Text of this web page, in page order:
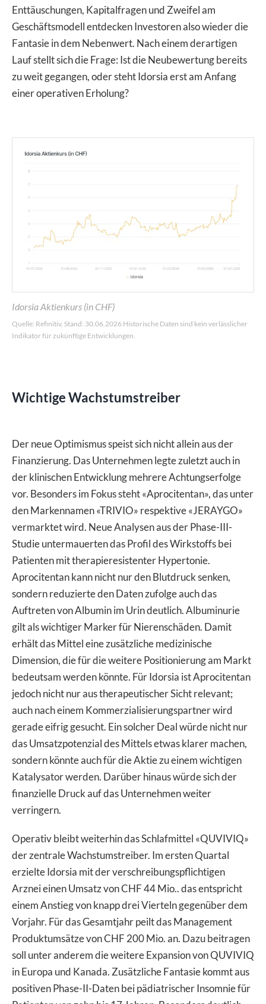
Enttäuschungen, Kapitalfragen und Zweifel am
Geschäftsmodell entdecken Investoren also wieder die
Fantasie in dem Nebenwert. Nach einem derartigen
Lauf stellt sich die Frage: Ist die Neubewertung bereits
zu weit gegangen, oder steht Idorsia erst am Anfang
einer operativen Erholung?
Idorsia Aktienkurs (in CHF)
Quelle: Refinitiv, Stand: 30.06.2026 Historische Daten sind kein verlässlicher
Indikator für zukünftige Entwicklungen.
Wichtige Wachstumstreiber
Der neue Optimismus speist sich nicht allein aus der
Finanzierung. Das Unternehmen legte zuletzt auch in
der klinischen Entwicklung mehrere Achtungserfolge
vor. Besonders im Fokus steht «Aprocitentan», das unter
den Markennamen «TRIVIO» respektive «JERAYGO»
vermarktet wird. Neue Analysen aus der Phase-III-
Studie untermauerten das Profil des Wirkstoffs bei
Patienten mit therapieresistenter Hypertonie.
Aprocitentan kann nicht nur den Blutdruck senken,
sondern reduzierte den Daten zufolge auch das
Auftreten von Albumin im Urin deutlich. Albuminurie
gilt als wichtiger Marker für Nierenschäden. Damit
erhält das Mittel eine zusätzliche medizinische
Dimension, die für die weitere Positionierung am Markt
bedeutsam werden könnte. Für Idorsia ist Aprocitentan
jedoch nicht nur aus therapeutischer Sicht relevant;
auch nach einem Kommerzialisierungspartner wird
gerade eifrig gesucht. Ein solcher Deal würde nicht nur
das Umsatzpotenzial des Mittels etwas klarer machen,
sondern könnte auch für die Aktie zu einem wichtigen
Katalysator werden. Darüber hinaus würde sich der
finanzielle Druck auf das Unternehmen weiter
verringern.
Operativ bleibt weiterhin das Schlafmittel «QUVIVIQ»
der zentrale Wachstumstreiber. Im ersten Quartal
erzielte Idorsia mit der verschreibungspflichtigen
Arznei einen Umsatz von CHF 44 Mio.. das entspricht
einem Anstieg von knapp drei Vierteln gegenüber dem
Vorjahr. Für das Gesamtjahr peilt das Management
Produktumsätze von CHF 200 Mio. an. Dazu beitragen
soll unter anderem die weitere Expansion von QUVIVIQ
in Europa und Kanada. Zusätzliche Fantasie kommt aus
positiven Phase-II-Daten bei pädiatrischer Insomnie für